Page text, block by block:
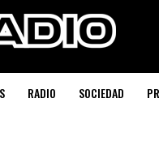
RADIO SOCIEDAD